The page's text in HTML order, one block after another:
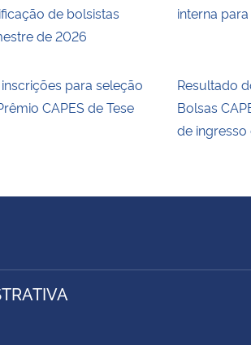
de bolsistas
de 2026
interna
para seleção
CAPES de Tese
Resultado
Bolsas
de